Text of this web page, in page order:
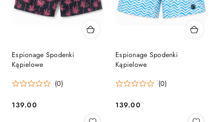
Espionage Spodenki
Kąpielowe
(0)
Cena:
139.00
Espionage Spodenki
Kąpielowe
(0)
Cena:
139.00